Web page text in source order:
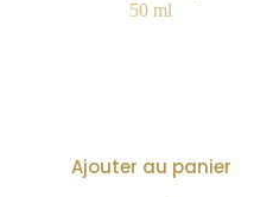
Ajouter au panier